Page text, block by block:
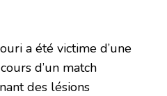
a été victime d’une
d’un match
des lésions